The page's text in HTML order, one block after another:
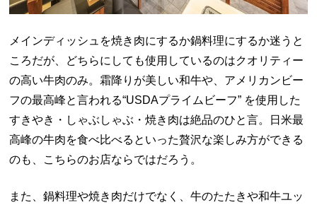
メインディッシュを焼き肉にするか鍋料理にするか迷うと
ころだが、どちらにしても使用しているのはクオリティー
の高い牛肉のみ。霜降りが美しい和牛や、アメリカンビー
フの最高峰と言われる“USDAプライムビーフ” を使用した
すきやき・しゃぶしゃぶ・焼き肉は絶品のひと言。日米最
高峰の牛肉を食べ比べるといった贅沢な楽しみ方ができる
のも、こちらのお店ならではだろう。
また、鍋料理や焼き肉だけでなく、牛のたたきや和牛ユッ